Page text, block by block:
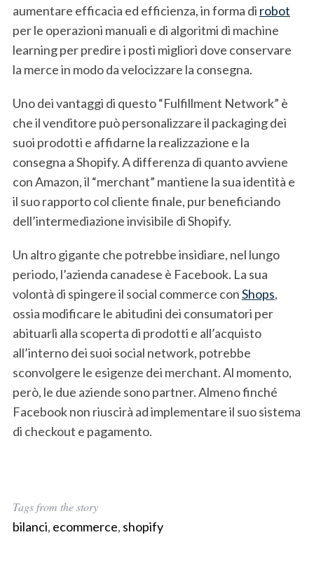
aumentare efficacia ed efficienza, in forma di robot
per le operazioni manuali e di algoritmi di machine
learning per predire i posti migliori dove conservare
la merce in modo da velocizzare la consegna.
Uno dei vantaggi di questo “Fulfillment Network” è
che il venditore può personalizzare il packaging dei
suoi prodotti e affidarne la realizzazione e la
consegna a Shopify. A differenza di quanto avviene
con Amazon, il “merchant” mantiene la sua identità e
il suo rapporto col cliente finale, pur beneficiando
dell’intermediazione invisibile di Shopify.
Un altro gigante che potrebbe insidiare, nel lungo
periodo, l’azienda canadese è Facebook. La sua
volontà di spingere il social commerce conShops,
ossia modificare le abitudini dei consumatori per
abituarli alla scoperta di prodotti e all’acquisto
all’interno dei suoi social network, potrebbe
sconvolgere le esigenze dei merchant. Al momento,
però, le due aziende sono partner. Almeno finché
Facebook non riuscirà ad implementare il suo sistema
di checkout e pagamento.
Tags from the story
bilanci, ecommerce, shopify